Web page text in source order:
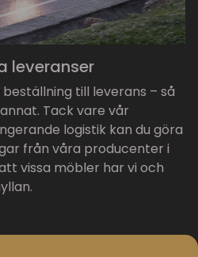
leveranser
till leverans – så
Tack vare vår
logistik kan du göra
från våra producenter i
vissa möbler har vi och